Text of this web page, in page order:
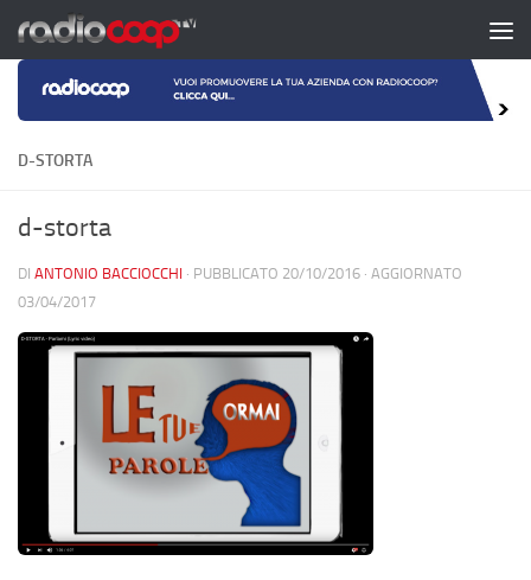
Salta al contenuto
D-STORTA
d-storta
DI ANTONIO BACCIOCCHI · PUBBLICATO 20/10/2016 · AGGIORNATO
03/04/2017